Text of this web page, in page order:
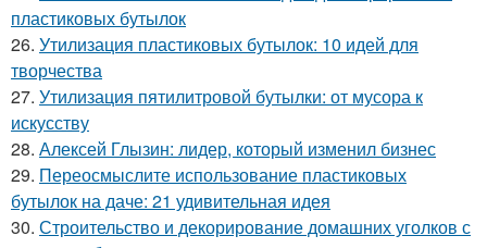
пластиковых бутылок
26. Утилизация пластиковых бутылок: 10 идей для
творчества
27. Утилизация пятилитровой бутылки: от мусора к
искусству
28. Алексей Глызин: лидер, который изменил бизнес
29. Переосмыслите использование пластиковых
бутылок на даче: 21 удивительная идея
30. Строительство и декорирование домашних уголков с